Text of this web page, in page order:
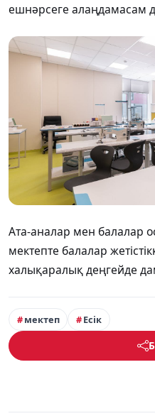
ешнәрсеге алаңдамасам
Ата-аналар мен балалар
мектепте балалар
халықаралық деңгейде
мектеп Есік